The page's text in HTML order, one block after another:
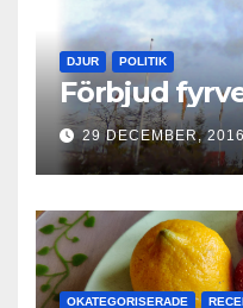
DJUR POLITIK
Förbjud
29 DECEMBER, 2016
OKATEGORISERADE